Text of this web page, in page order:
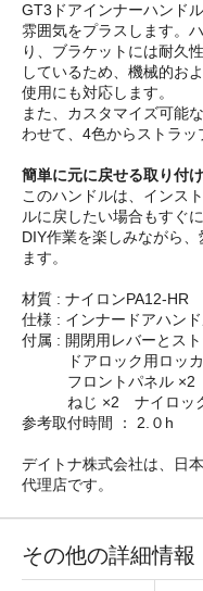
GT3ドアインナーハンド
雰囲気をプラスします。
り、ブラケットには耐久
しているため、機械的お
使用にも対応します。
また、カスタマイズ可能
わせて、4色からストラッ
簡単に元に戻せる取り付け
このハンドルは、インス
ルに戻したい場合もすぐ
DIY作業を楽しみながら
ます。
材質 : ナイロンPA12-HR
仕様 : インナードアハン
付属 : 開閉用レバーとス
ドアロック用ロッカ
フロントパネル ×2
ねじ ×2 ナイロック
参考取付時間 ： 2.０h
デイトナ株式会社は、日
代理店です。
その他の詳細情報